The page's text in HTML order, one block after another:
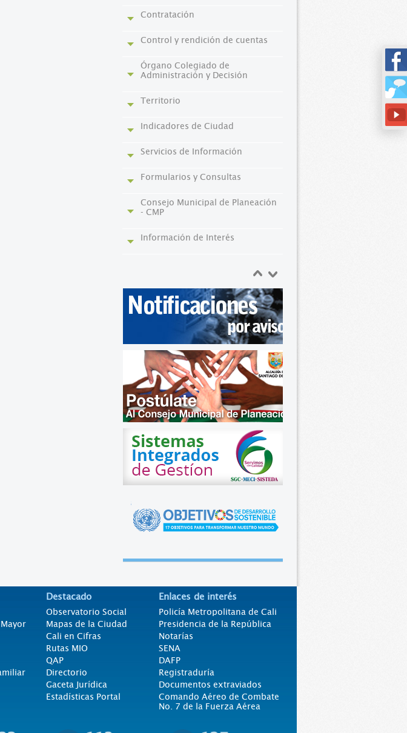
Contratación
Control y rendición de cuentas
Órgano Colegiado de
Administración y Decisión
Territorio
Indicadores de Ciudad
Servicios de Información
Formularios y Consultas
Consejo Municipal de Planeación
- CMP
Información de Interés
Destacado
Observatorio Social
Mapas de la Ciudad
Cali en Cifras
Rutas MIO
QAP
Directorio
Gaceta Jurídica
Estadísticas Portal
Enlaces de interés
Policía Metropolitana de Cali
Presidencia de la República
Notarías
SENA
DAFP
Registraduría
Documentos extraviados
Comando Aéreo de Combate
No. 7 de la Fuerza Aérea